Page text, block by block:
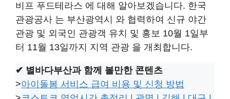
비프 푸드테라스 에 대해 알아보겠습니다. 한국
관광공사 는 부산광역시 와 협력하여 신규 야간
관광 및 외국인 관광객 유치 및 홍보 10월 1일부
터 11월 13일까지 지역 관광 을 개최합니다.
✔ 별바다부산과 함께 볼만한 콘텐츠
>아이돌봄 서비스 급여 비용 및 신청 방법